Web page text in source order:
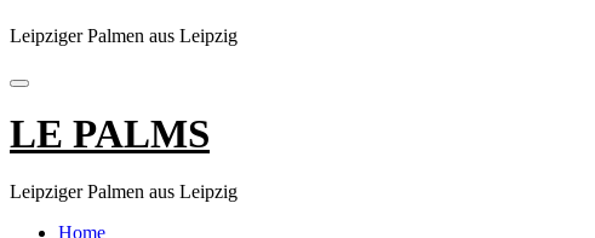
Leipziger Palmen aus Leipzig
LE PALMS
Leipziger Palmen aus Leipzig
Home